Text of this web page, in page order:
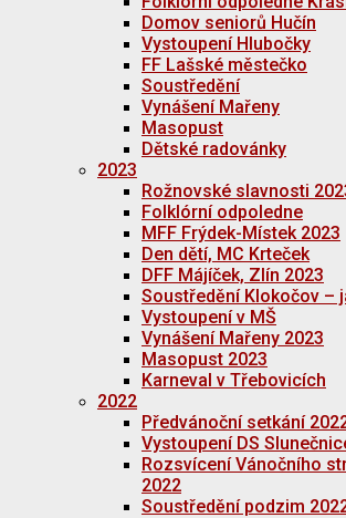
Domov seniorů Hučín
Vystoupení Hlubočky
FF Lašské městečko
Soustředění
Vynášení Mařeny
Masopust
Dětské radovánky
2023
Rožnovské slavnosti
Folklórní odpoledne
MFF Frýdek-Místek 2023
Den dětí, MC Krteček
DFF Májíček, Zlín 2023
Soustředění Klokočov –
Vystoupení v MŠ
Vynášení Mařeny 2023
Masopust 2023
Karneval v Třebovicích
2022
Předvánoční setkání
Vystoupení DS
Rozsvícení Vánočního
2022
Soustředění podzim